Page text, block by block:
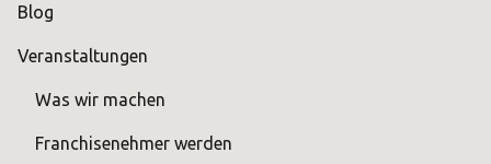
Blog
Veranstaltungen
Was wir machen
Franchisenehmer werden